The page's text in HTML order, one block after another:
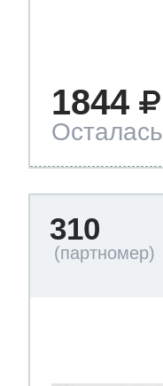
1844
310